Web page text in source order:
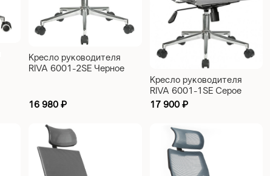
Кресло руководителя
RIVA 6001-2SE Черное
16 980₽
Кресло руководителя
RIVA 6001-1SE Серое
17 900₽